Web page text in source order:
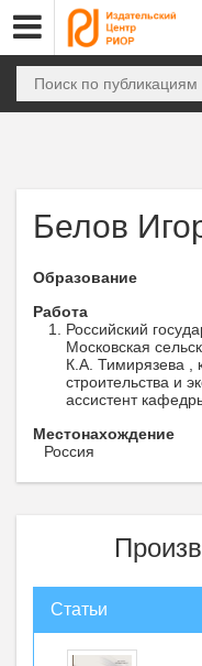
Белов
Образование
Работа
Российский
Московская
К.А. Тимирязева ,
строительства и
ассистент
Местонахождение
Россия
Статьи